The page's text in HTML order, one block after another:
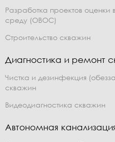
Разработка проектов
среду (ОВОС)
Строительство скважин
Диагностика и ремонт
Чистка и дезинфекция
скважин
Видеодиагностика скважин
Автономная